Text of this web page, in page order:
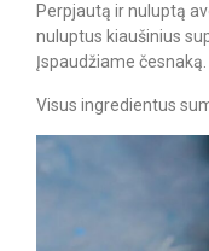
Perpjautą ir nuluptą
nuluptus kiaušinius
Įspaudžiame česnaką.
Visus ingredientus